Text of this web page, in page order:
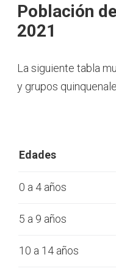
Población
2021
La siguiente tabla
y grupos
Edades
0 a 4 años
5 a 9 años
10 a 14 años